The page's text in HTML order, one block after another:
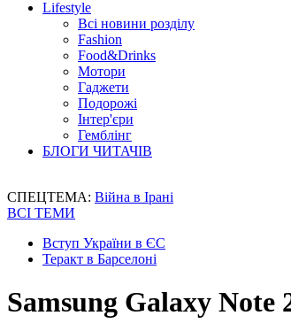
Lifestyle
Всі новини розділу
Fashion
Food&Drinks
Мотори
Гаджети
Подорожі
Інтер'єри
Гемблінг
БЛОГИ ЧИТАЧІВ
СПЕЦТЕМА: Війна в Ірані
ВСІ ТЕМИ
Вступ України в ЄС
Теракт в Барселоні
Samsung Galaxy Note